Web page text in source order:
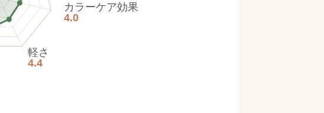
カラーケア効果
4.0
軽さ
4.4